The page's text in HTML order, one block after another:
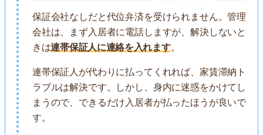
保証会社なしだと代位弁済を受けられません。管理
会社は、まず入居者に電話しますが、解決しないと
きは連帯保証人に連絡を入れます。
連帯保証人が代わりに払ってくれれば、家賃滞納ト
ラブルは解決です。しかし、身内に迷惑をかけてし
まうので、できるだけ入居者が払ったほうが良いで
す。